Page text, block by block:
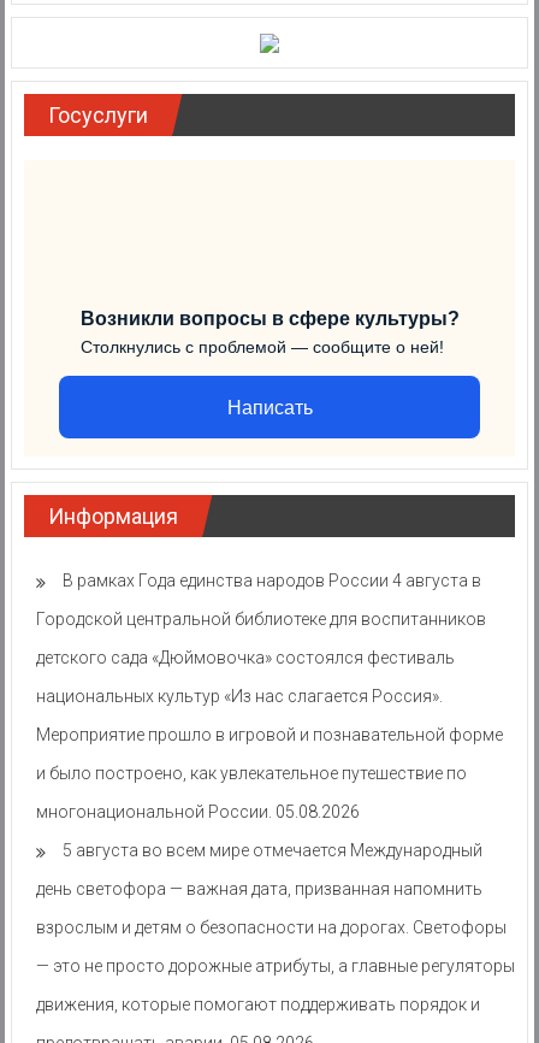
Госуслуги
Возникли вопросы в сфере культуры?
Столкнулись с проблемой — сообщите о ней!
Написать
Информация
В рамках Года единства народов России 4 августа в
Городской центральной библиотеке для воспитанников
детского сада «Дюймовочка» состоялся фестиваль
национальных культур «Из нас слагается Россия».
Мероприятие прошло в игровой и познавательной форме
и было построено, как увлекательное путешествие по
многонациональной России. 05.08.2026
5 августа во всем мире отмечается Международный
день светофора — важная дата, призванная напомнить
взрослым и детям о безопасности на дорогах. Светофоры
— это не просто дорожные атрибуты, а главные регуляторы
движения, которые помогают поддерживать порядок и